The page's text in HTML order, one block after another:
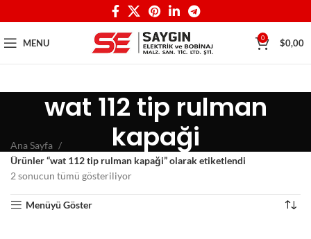
MENU 0 $0,00
wat 112 tip rulman
kapaği
Ana Sayfa
Ürünler “wat 112 tip rulman kapaği” olarak etiketlendi
2 sonucun tümü gösteriliyor
Menüyü Göster